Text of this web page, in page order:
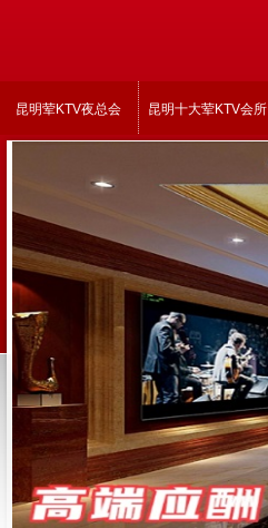
昆明荤KTV夜总会 昆明十大荤KTV会所